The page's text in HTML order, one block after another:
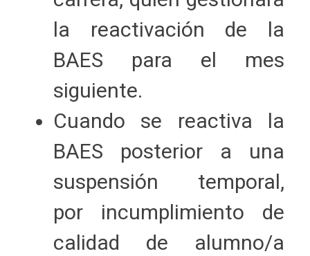
la reactivación de la
BAES para el mes
siguiente.
Cuando se reactiva la
BAES posterior a una
suspensión temporal,
por incumplimiento de
calidad de alumno/a